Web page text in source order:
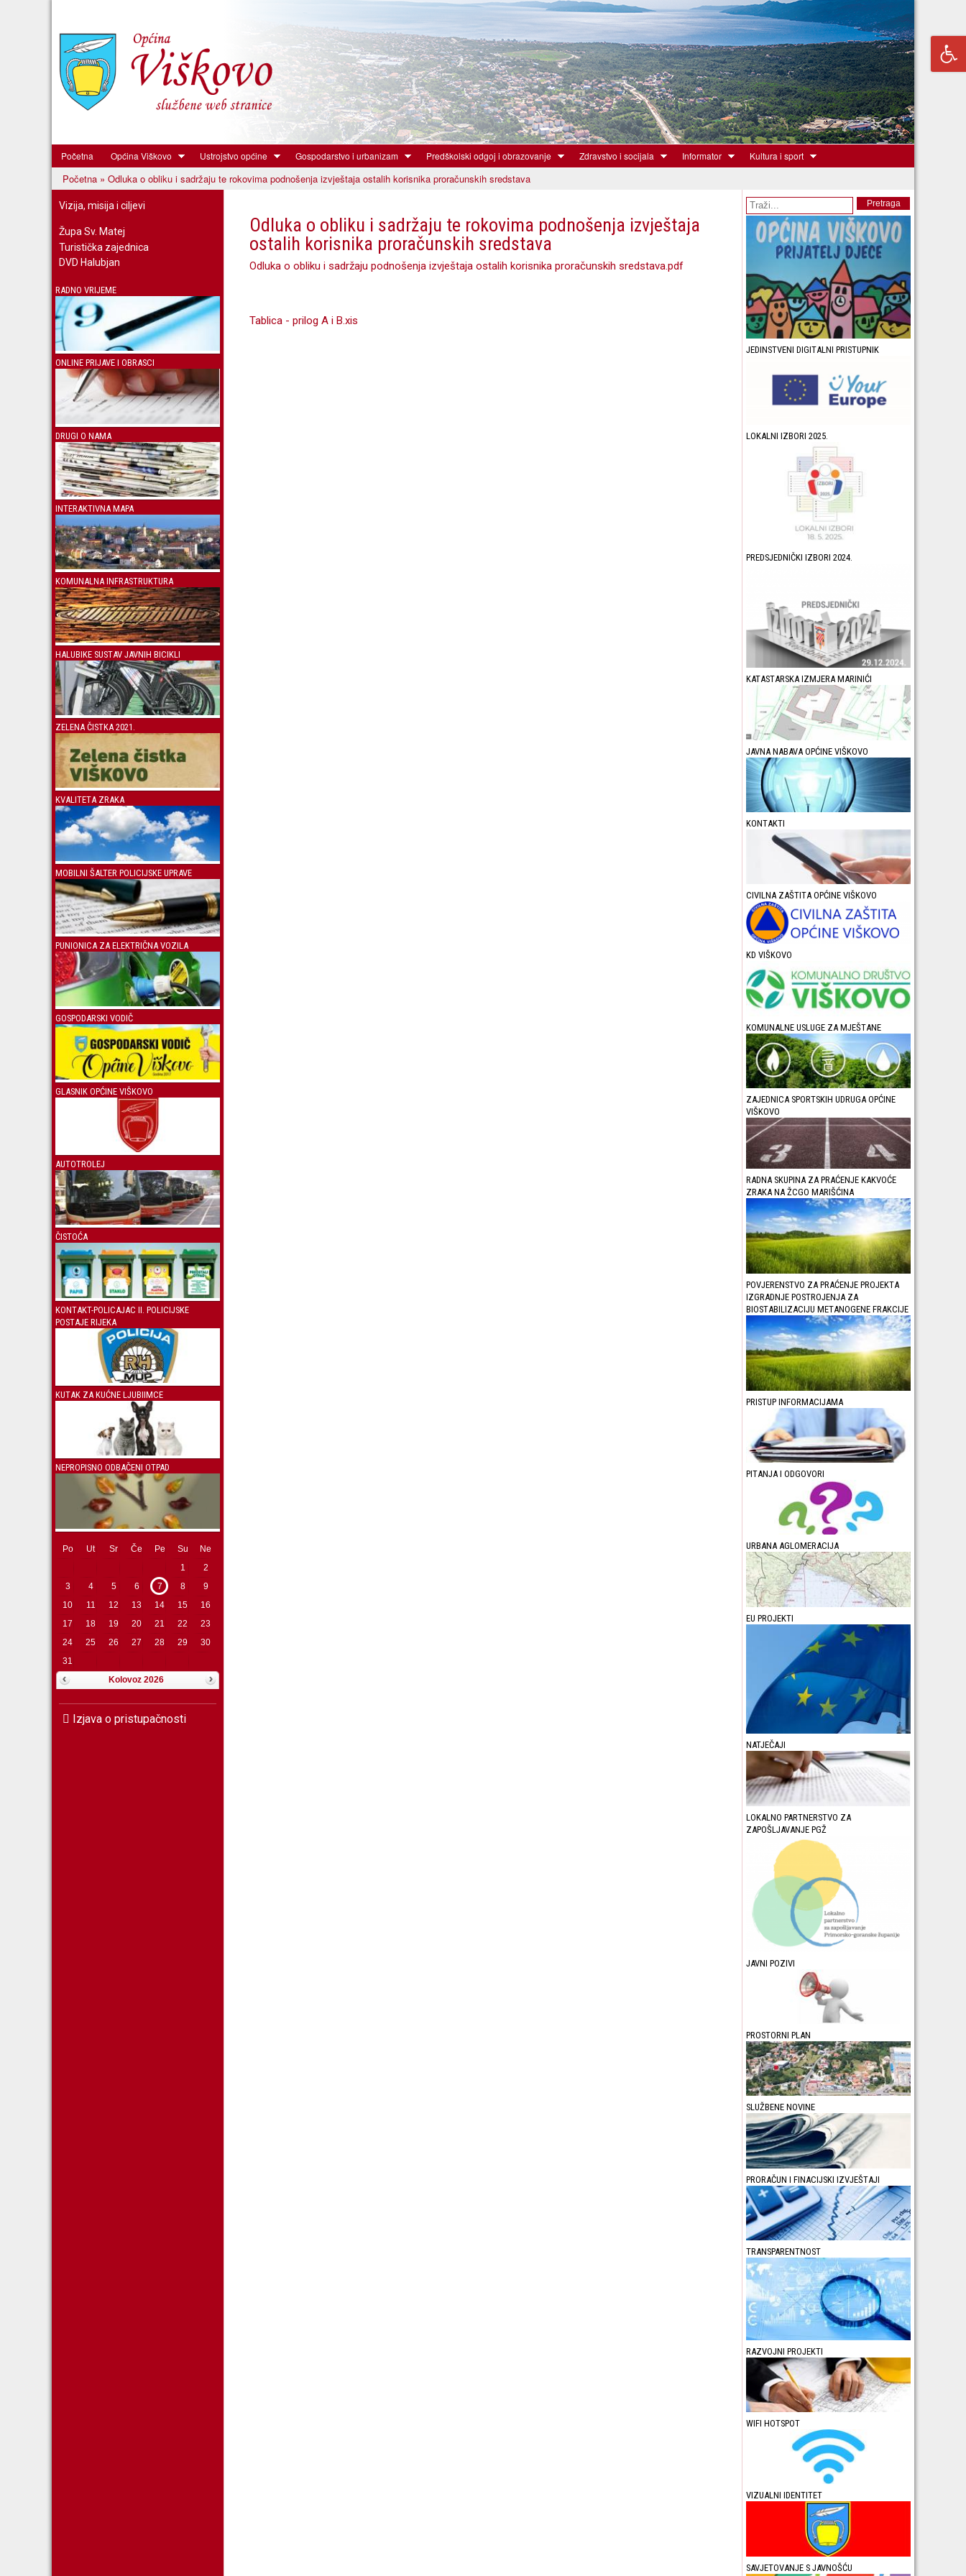
Skoči
glavni
sadržaj
Općina
Viškovo
Početna Općina Viškovo Ustrojstvo općine Gospodarstvo i urbanizam Predškolski odgoj i obrazovanje Zdravstvo i socijala Informator Kultura i sport
Vi ste ovdje
Početna » Odluka o obliku i sadržaju te rokovima podnošenja izvještaja ostalih korisnika proračunskih sredstava
Vizija, misija i ciljevi
Župa Sv. Matej
Turistička zajednica
DVD Halubjan
RADNO VRIJEME
ONLINE PRIJAVE I OBRASCI
DRUGI O NAMA
INTERAKTIVNA MAPA
KOMUNALNA INFRASTRUKTURA
HALUBIKE SUSTAV JAVNIH BICIKLI
ZELENA ČISTKA 2021.
KVALITETA ZRAKA
MOBILNI ŠALTER POLICIJSKE UPRAVE
PUNIONICA ZA ELEKTRIČNA VOZILA
GOSPODARSKI VODIČ
GLASNIK OPĆINE VIŠKOVO
AUTOTROLEJ
ČISTOĆA
KONTAKT-POLICAJAC II. POLICIJSKE
POSTAJE RIJEKA
KUTAK ZA KUĆNE LJUBIIMCE
NEPROPISNO ODBAČENI OTPAD
Po Ut Sr Če Pe Su
Ne
1
2
3
4 5 6 7 8
9
10
11 12 13 14 15
16
17
18 19 20 21 22
23
24
25 26 27 28 29
30
31
Kolovoz 2026
Izjava o pristupačnosti
Odluka o obliku i sadržaju te rokovima podnošenja izvještaja
ostalih korisnika proračunskih sredstava
Odluka o obliku i sadržaju podnošenja izvještaja ostalih korisnika proračunskih sredstava.pdf
Tablica - prilog A i B.xis
Obrazac pretrage Pretraga
JEDINSTVENI DIGITALNI PRISTUPNIK
LOKALNI IZBORI 2025.
PREDSJEDNIČKI IZBORI 2024.
KATASTARSKA IZMJERA MARINIĆI
JAVNA NABAVA OPĆINE VIŠKOVO
KONTAKTI
CIVILNA ZAŠTITA OPĆINE VIŠKOVO
KD VIŠKOVO
KOMUNALNE USLUGE ZA MJEŠTANE
ZAJEDNICA SPORTSKIH UDRUGA OPĆINE
VIŠKOVO
RADNA SKUPINA ZA PRAĆENJE KAKVOĆE
ZRAKA NA ŽCGO MARIŠĆINA
POVJERENSTVO ZA PRAĆENJE PROJEKTA
IZGRADNJE POSTROJENJA ZA
BIOSTABILIZACIJU METANOGENE FRAKCIJE
PRISTUP INFORMACIJAMA
PITANJA I ODGOVORI
URBANA AGLOMERACIJA
EU PROJEKTI
NATJEČAJI
LOKALNO PARTNERSTVO ZA
ZAPOŠLJAVANJE PGŽ
JAVNI POZIVI
PROSTORNI PLAN
SLUŽBENE NOVINE
PRORAČUN I FINACIJSKI IZVJEŠTAJI
TRANSPARENTNOST
RAZVOJNI PROJEKTI
WIFI HOTSPOT
VIZUALNI IDENTITET
SAVJETOVANJE S JAVNOŠĆU